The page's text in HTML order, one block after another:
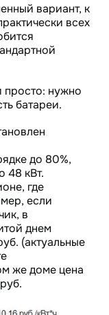
вариант, к
всех
просто: нужно
батареи.
до 80%,
48 кВт.
где
если
в
днем
(актуальные
же доме цена